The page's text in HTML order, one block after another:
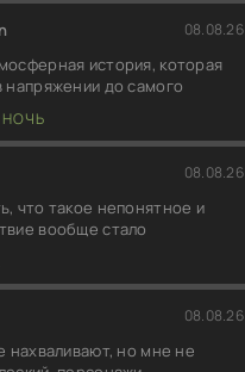
08.08.26
история, которая
напряжении до самого
08.08.26
что такое непонятное и
вообще стало
08.08.26
нахваливают, но мне не